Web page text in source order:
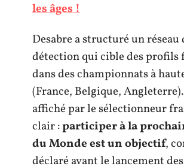
les âges !
Desabre a structuré un réseau
détection qui cible des profils
dans des championnats à
(France, Belgique,
affiché par le sélectionneur
clair :participer à la
du Monde est un objectif,
déclaré avant le lancement des